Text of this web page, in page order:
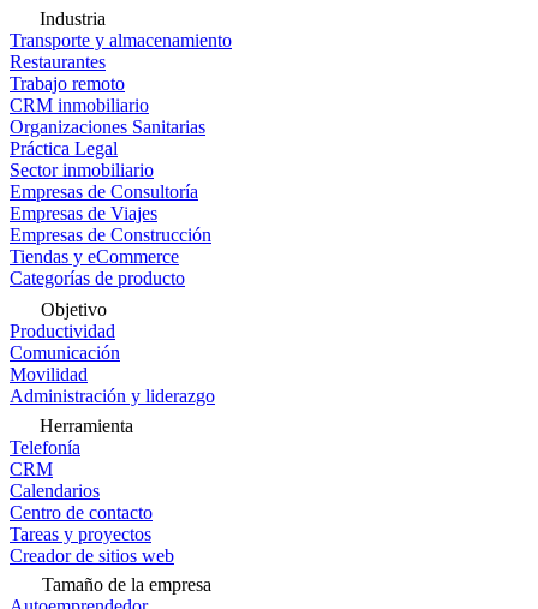
Industria
Transporte y almacenamiento
Restaurantes
Trabajo remoto
CRM inmobiliario
Organizaciones Sanitarias
Práctica Legal
Sector inmobiliario
Empresas de Consultoría
Empresas de Viajes
Empresas de Construcción
Tiendas y eCommerce
Categorías de producto
Objetivo
Productividad
Comunicación
Movilidad
Administración y liderazgo
Herramienta
Telefonía
CRM
Calendarios
Centro de contacto
Tareas y proyectos
Creador de sitios web
Tamaño de la empresa